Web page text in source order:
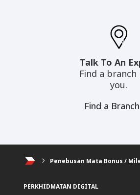
Talk To An
Find a branch
you.
Find a Branch
Penebusan Mata Bonus /
PERKHIDMATAN DIGITAL